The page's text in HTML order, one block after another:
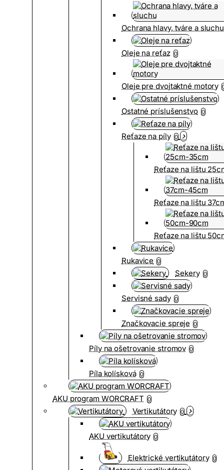
Ochrana hlavy, tváre a sluchu
Oleje na reťaz 0
Oleje pre dvojtaktné motory
Ostatné príslušenstvo 0
Reťaze na píly 0
Reťaze na lištu
Reťaze na lištu
Reťaze na lištu
Rukavice 0
Sekery 0
Servisné sady 0
Značkovacie spreje 0
Píly na ošetrovanie stromov 0
Píla kolísková 0
AKU program WORCRAFT 0
Vertikutátory 0
AKU vertikutátory 0
Elektrické vertikutátory 0